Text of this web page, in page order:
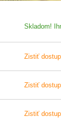
Skladom!
Zistiť
Zistiť
Zistiť